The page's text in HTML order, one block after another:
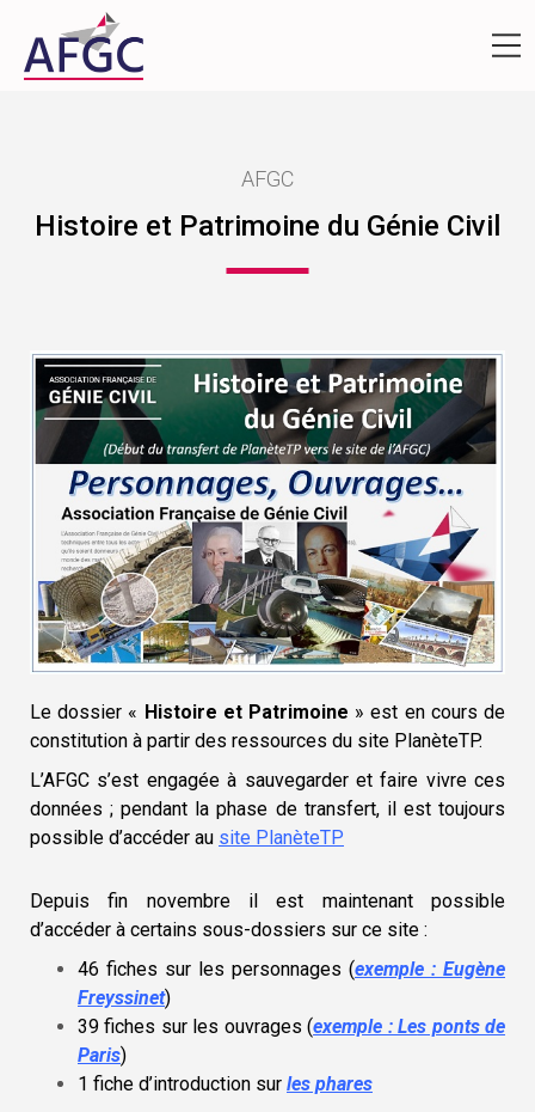
AFGC
Histoire et Patrimoine du Génie Civil
Le dossier « Histoire et Patrimoine » est en cours de
constitution à partir des ressources du site PlanèteTP.
L’AFGC s’est engagée à sauvegarder et faire vivre ces
données ; pendant la phase de transfert, il est toujours
possible d’accéder au site PlanèteTP
Depuis fin novembre il est maintenant possible
d’accéder à certains sous-dossiers sur ce site :
46 fiches sur les personnages (exemple : Eugène
Freyssinet)
39 fiches sur les ouvrages (exemple : Les ponts de
Paris)
1 fiche d’introduction sur les phares